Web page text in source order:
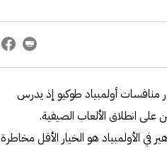
أولمبياد طوكيو إذ يدرس
على انطلاق الألعاب الصيفية.
الأولمبياد هو الخيار الأقل مخاطرة